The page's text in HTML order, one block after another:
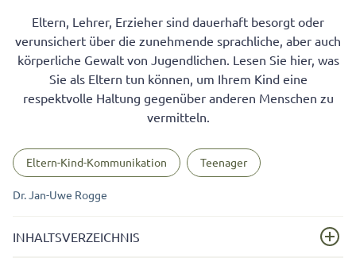
Eltern, Lehrer, Erzieher sind dauerhaft besorgt oder
verunsichert über die zunehmende sprachliche, aber auch
körperliche Gewalt von Jugendlichen. Lesen Sie hier, was
Sie als Eltern tun können, um Ihrem Kind eine
respektvolle Haltung gegenüber anderen Menschen zu
vermitteln.
Eltern-Kind-Kommunikation Teenager
Dr. Jan-Uwe Rogge
INHALTSVERZEICHNIS